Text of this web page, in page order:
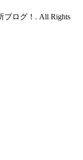
ブログ！. All Rights